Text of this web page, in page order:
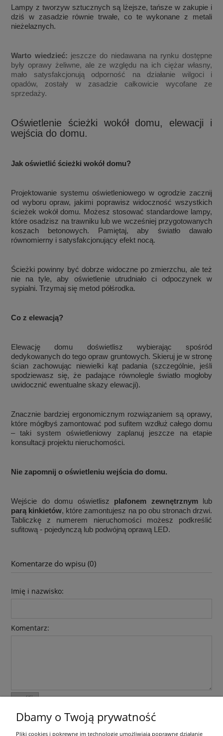
Lampy z tworzyw sztucznych są lżejsze, tańsze w zakupie i
dziś w zasadzie równie trwałe, co te wykonane z metali
nieżelaznych.
Warto wiedzieć: jeszcze do niedawana na rynku dostępne
były oprawy żeliwne, ale ze względu na ich ciężar własny,
mało satysfakcjonują odporność na działanie wilgoci i
opadów, zostały w zasadzie całkowicie wycofane ze
sprzedaży.
Oświetlenie ścieżki wokół domu, elewacji i
wejścia do domu.
Jak oświetlić ścieżki wokół domu?
Projektowanie systemu oświetleniowego w ogrodzie zacznij
od wyboru opraw, jakimi poprawisz widoczność wszystkich
ścieżek wokół domu. Możesz stosować standardowe lampy,
które osadzisz na trawniku lub we wcześniej przygotowanych
koszach betonowych. Pamiętaj, aby światło dawało
równomierny i satysfakcjonujący efekt nocą.
Ścieżki powinny być dobrze widoczne po zmierzchu, ale też
nie na tyle, aby oświetlenie utrudniało ci odpoczynek w
sypialni. Trzymaj się metod półśrodka.
Co z elewacją?
Elewację domu doświetlisz wybierając spośród
dedykowanych do tego opraw gruntowych. Skieruj je w stronę
ścian zachowując niewielki kąt padania (szczególnie, jeśli
spodziewasz się, że padające równolegle światło mogłoby
uwidocznić ewentualne skazy elewacji).
Znacznie bardziej ergonomicznym rozwiązaniem są oprawy,
które mógłbyś zamontować pod sufitem wzdłuż całego domu
– taki system oświetleniowy zaplanuj jeszcze na etapie
konsultacji projektu nieruchomości.
Nie zapomnij o oświetleniu wejścia do domu.
Wejście do domu oświetlisz plafonem zewnętrznymlub
parą kinkietów, które zamontujesz na po obu stronach drzwi.
Tabliczkę z numerem nieruchomości możesz podkreślić
sufitową - pojedynczą lub podwójną oprawą LED.
Komentarze do wpisu (0)
Imię i nazwisko:
Komentarz:
wyślij
Informacje ogólne
Dbamy o Twoją prywatność
Pliki cookies i pokrewne im technologie umożliwiają poprawne działanie